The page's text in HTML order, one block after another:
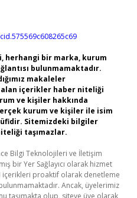
herhangi bir marka, kurum
bulunmamaktadır.
makaleler
alan içerikler haber niteliği
ve kişiler hakkında
kurum ve kişiler ile isim
Sitemizdeki bilgiler
taşımazlar.
Bilgi Teknolojileri ve İletişim
bir Yer Sağlayıcı olarak hizmet
proaktif olarak denetleme
Ancak, üyelerimiz
taşımakta olup, siteye üye olarak